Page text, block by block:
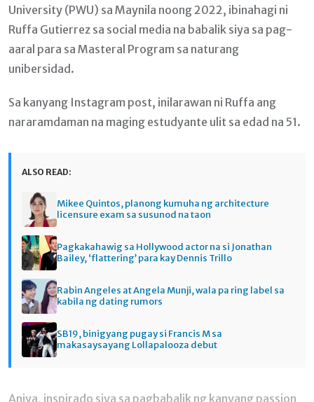
University (PWU) sa Maynila noong 2022, ibinahagi ni
Ruffa Gutierrez sa social media na babalik siya sa pag-
aaral para sa Masteral Program sa naturang
unibersidad.
Sa kanyang Instagram post, inilarawan ni Ruffa ang
nararamdaman na maging estudyante ulit sa edad na 51.
ALSO READ:
Mikee Quintos, planong kumuha ng architecture
licensure exam sa susunod na taon
Pagkakahawig sa Hollywood actor na si Jonathan
Bailey, ‘flattering’ para kay Dennis Trillo
Rabin Angeles at Angela Munji, wala pa ring label sa
kabila ng dating rumors
SB19, binigyang pugay si Francis M sa
makasaysayang Lollapalooza debut
Aniya, inspirado siya sa pagbabalik ng kanyang passion